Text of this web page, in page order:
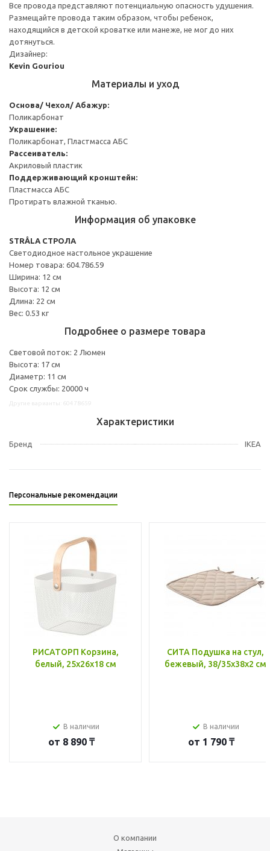
Все провода представляют потенциальную опасность удушения.
Размещайте провода таким образом, чтобы ребенок,
находящийся в детской кроватке или манеже, не мог до них
дотянуться.
Дизайнер:
Kevin Gouriou
Материалы и уход
Основа/ Чехол/ Абажур:
Поликарбонат
Украшение:
Поликарбонат, Пластмасса АБС
Рассеиватель:
Акриловый пластик
Поддерживающий кронштейн:
Пластмасса АБС
Протирать влажной тканью.
Информация об упаковке
STRÅLA СТРОЛА
Светодиодное настольное украшение
Номер товара: 604.786.59
Ширина: 12 см
Высота: 12 см
Длина: 22 см
Вес: 0.53 кг
Подробнее о размере товара
Световой поток: 2 Люмен
Высота: 17 см
Диаметр: 11 см
Срок службы: 20000 ч
Характеристики
Бренд IKEA
Персональные рекомендации
РИСАТОРП Корзина,
белый, 25x26x18 см
В наличии
от 8 890 ₸
СИТА Подушка на стул,
бежевый, 38/35x38x2 см
В наличии
от 1 790 ₸
О компании